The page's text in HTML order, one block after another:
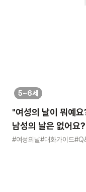
5~6세
"여성의 날이 뭐예요
남성의 날은 없어요
묻는 어린이에게 이
#여성의날#대화가이드